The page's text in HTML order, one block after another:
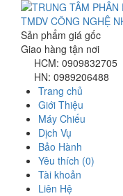
Sản phẩm giá gốc
Giao hàng tận nơi
HCM: 0909832705
HN: 0989206488
Trang chủ
Giới Thiệu
Máy Chiếu
Dịch Vụ
Bảo Hành
Yêu thích (0)
Tài khoản
Liên Hệ